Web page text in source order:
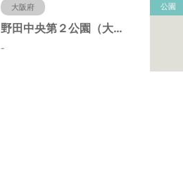
大阪府
野田中央第２公園（大阪府豊中市）
-
公園